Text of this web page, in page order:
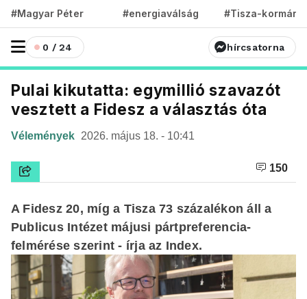
#Magyar Péter #energiaválság #Tisza-kormány
0 / 24 hírcsatorna
Pulai kikutatta: egymillió szavazót
vesztett a Fidesz a választás óta
Vélemények 2026. május 18. - 10:41
150
A Fidesz 20, míg a Tisza 73 százalékon áll a
Publicus Intézet májusi pártpreferencia-
felmérése szerint - írja az Index.